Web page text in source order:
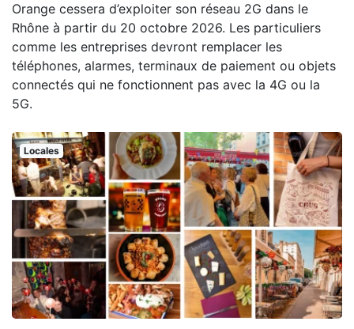
Orange cessera d’exploiter son réseau 2G dans le
Rhône à partir du 20 octobre 2026. Les particuliers
comme les entreprises devront remplacer les
téléphones, alarmes, terminaux de paiement ou objets
connectés qui ne fonctionnent pas avec la 4G ou la
5G.
Locales